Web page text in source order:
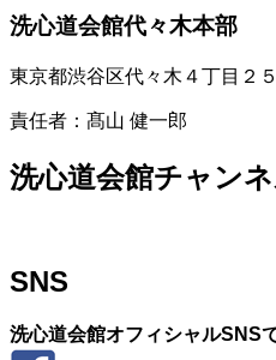
洗心道会館代々木本部
東京都渋谷区代々木４丁目２
責任者：髙山 健一郎
洗心道会館チャン
SNS
洗心道会館オフィシャルSNS